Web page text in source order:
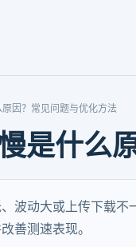
因？常见问题与优化方法
是什么
波动大或上传下载不
善测速表现。